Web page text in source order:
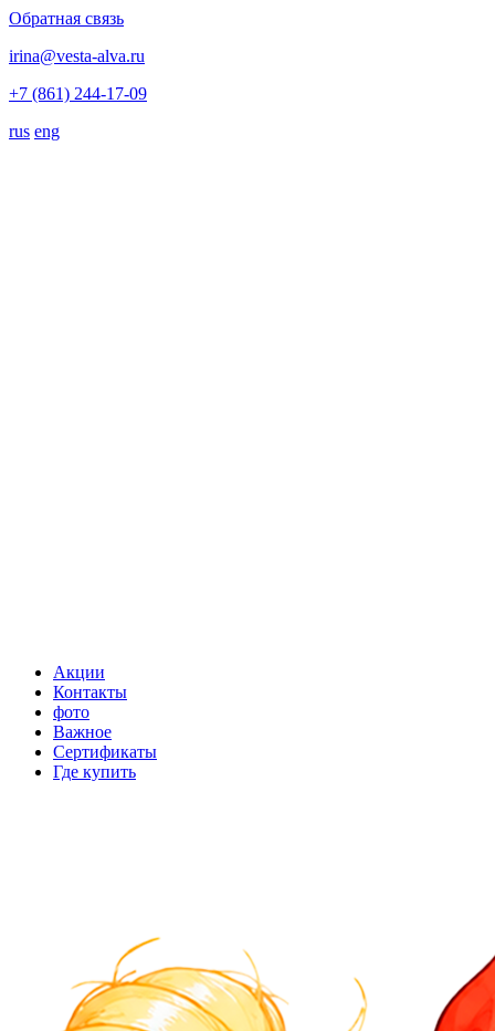
Обратная связь
irina@vesta-alva.ru
+7 (861) 244-17-09
rus eng
Акции
Контакты
фото
Важное
Сертификаты
Где купить